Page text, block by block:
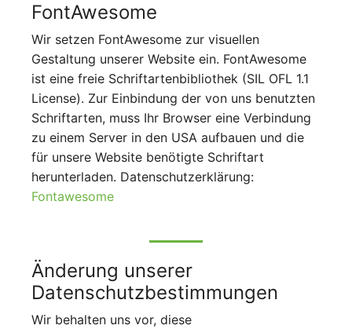
FontAwesome
Wir setzen FontAwesome zur visuellen
Gestaltung unserer Website ein. FontAwesome
ist eine freie Schriftartenbibliothek (SIL OFL 1.1
License). Zur Einbindung der von uns benutzten
Schriftarten, muss Ihr Browser eine Verbindung
zu einem Server in den USA aufbauen und die
für unsere Website benötigte Schriftart
herunterladen. Datenschutzerklärung:
Fontawesome
Änderung unserer
Datenschutzbestimmungen
Wir behalten uns vor, diese